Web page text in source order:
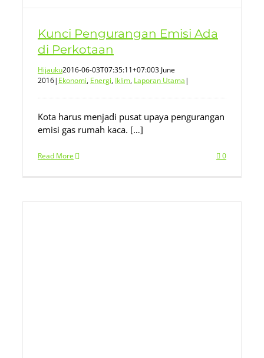
Kunci Pengurangan Emisi Ada
di Perkotaan
Hijauku2016-06-03T07:35:11+07:003 June
2016| Ekonomi, Energi, Iklim, Laporan Utama|
Kota harus menjadi pusat upaya pengurangan
emisi gas rumah kaca. […]
Read More 0